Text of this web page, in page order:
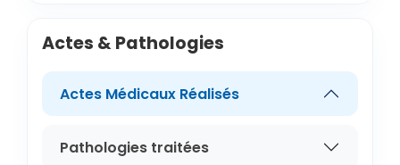
Actes & Pathologies
Actes Médicaux Réalisés
Pathologies traitées